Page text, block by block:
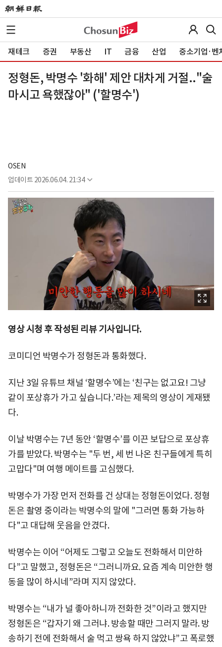
재테크 증권 부동산 IT 금융 산업 중소기업·벤
정형돈, 박명수 '화해' 제안 대차게 거절.."술
마시고 욕했잖아" ('할명수')
OSEN
업데이트 2026.06.04. 21:34
영상 시청 후 작성된 리뷰 기사입니다.
코미디언 박명수가 정형돈과 통화했다.
지난 3일 유튜브 채널 ‘할명수’에는 ‘친구는 없고요! 그냥
같이 포상휴가 가고 싶습니다.’라는 제목의 영상이 게재됐
다.
이날 박명수는 7년 동안 ‘할명수’를 이끈 보답으로 포상휴
가를 받았다. 박명수는 "두 번, 세 번 나온 친구들에게 특히
고맙다"며 여행 메이트를 고심했다.
박명수가 가장 먼저 전화를 건 상대는 정형돈이었다. 정형
돈은 촬영 중이라는 박명수의 말에 "그러면 통화 가능하
다"고 대답해 웃음을 안겼다.
박명수는 이어 “어제도 그렇고 오늘도 전화해서 미안하
다”고 말했고, 정형돈은 “그러니까요. 요즘 계속 미안한 행
동을 많이 하시네”라며 지지 않았다.
박명수는 “내가 널 좋아하니까 전화한 것”이라고 했지만
정형돈은 “갑자기 왜 그러냐. 방송할 때만 그러지 말라. 방
송하기 전에 전화해서 술 먹고 쌍욕 하지 않았냐”고 폭로했